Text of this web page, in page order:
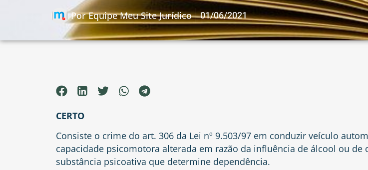
PorEquipe Meu Site Jurídico 01/06/2021
CERTO
Consiste o crime do art. 306 da Lei nº 9.503/97 em conduzir veículo
capacidade psicomotora alterada em razão da influência de álcool ou de
substância psicoativa que determine dependência.